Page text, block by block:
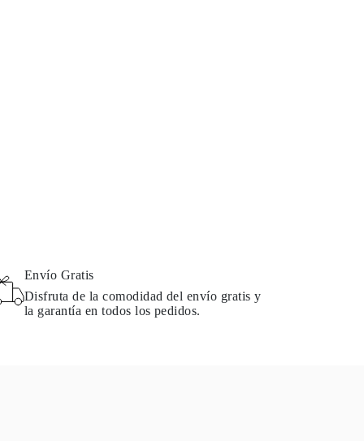
Envío Gratis
Disfruta de la comodidad del envío gratis y
la garantía en todos los pedidos.